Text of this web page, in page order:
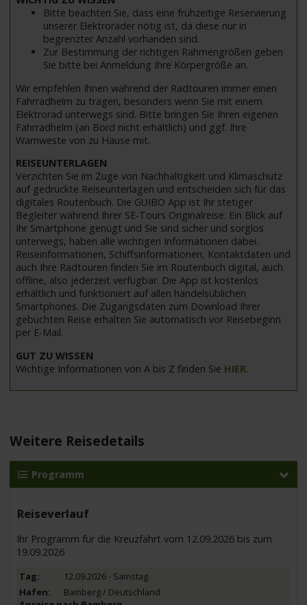
Bitte beachten Sie, dass eine frühzeitige Reservierung
unserer Elektroräder nötig ist, da diese nur in
begrenzter Anzahl vorhanden sind.
Zur Bestimmung der richtigen Rahmengrößen geben
Sie bitte bei Anmeldung Ihre Körpergröße an.
Wir empfehlen Ihnen während der Radtouren immer einen
Fahrradhelm zu tragen, besonders wenn Sie mit einem
Elektrorad unterwegs sind. Bitte bringen Sie Ihren eigenen
Fahrradhelm (an Bord nicht erhältlich) und ggf. Ihre
Warnweste von zu Hause mit.
REISEUNTERLAGEN
Verzichten Sie im Zuge von Nachhaltigkeit und Klimaschutz
auf gedruckte Reiseunterlagen und entscheiden sich für das
digitales Routenbuch. Die GUIBO App ist Ihr stetiger
Begleiter während Ihrer SE-Tours Originalreise. Ein Blick auf
Ihr Smartphone genügt und Sie sind sicher und sorglos
unterwegs, haben alle wichtigen Informationen dabei.
Reiseinformationen, Schiffsinformationen, Kontaktdaten und
auch Ihre Radtouren finden Sie im Routenbuch digital, auch
offline, also jederzeit verfügbar. Die App ist kostenlos
erhältlich und funktioniert auf allen handelsüblichen
Smartphones. Die Zugangsdaten zum Download Ihrer
gebuchten Reise erhalten Sie automatisch vor Reisebeginn
per E-Mail.
GUT ZU WISSEN
Wichtige Informationen von A bis Z finden Sie HIER.
Weitere Reisedetails
Programm
Reiseverlauf
Ihr Programm für die Kreuzfahrt vom 12.09.2026 bis zum
19.09.2026
12.09.2026 - Samstag
Bamberg / Deutschland